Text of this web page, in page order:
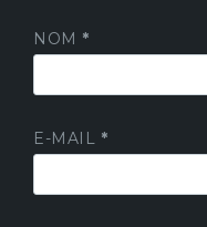
NOM *
E-MAIL *